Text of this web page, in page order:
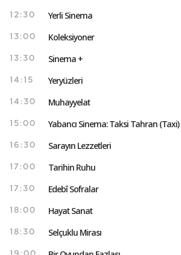
12:30 Yerli Sinema
13:00 Koleksiyoner
13:30 Sinema +
14:15 Yeryüzleri
14:30 Muhayyelat
15:00 Yabancı Sinema: Taksi Tahran (Taxi)
16:30 Sarayın Lezzetleri
17:00 Tarihin Ruhu
17:30 Edebî Sofralar
18:00 Hayat Sanat
18:30 Selçuklu Mirası